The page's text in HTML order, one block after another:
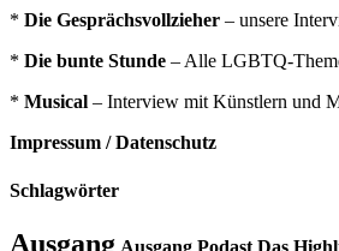
* Die Gesprächsvollzieher – unsere
* Die bunte Stunde – Alle LGBTQ-
* Musical – Interview mit Künstlern und
Impressum / Datenschutz
Schlagwörter
Ausgang Ausgang Podast Das